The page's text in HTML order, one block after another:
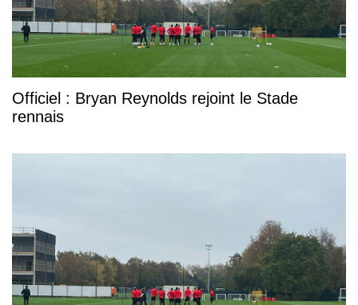
Officiel : Bryan Reynolds rejoint le Stade
rennais